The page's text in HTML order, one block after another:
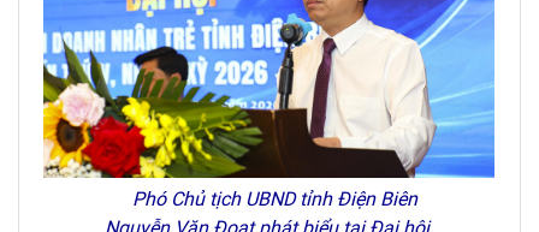
Phó Chủ tịch UBND tỉnh Điện Biên